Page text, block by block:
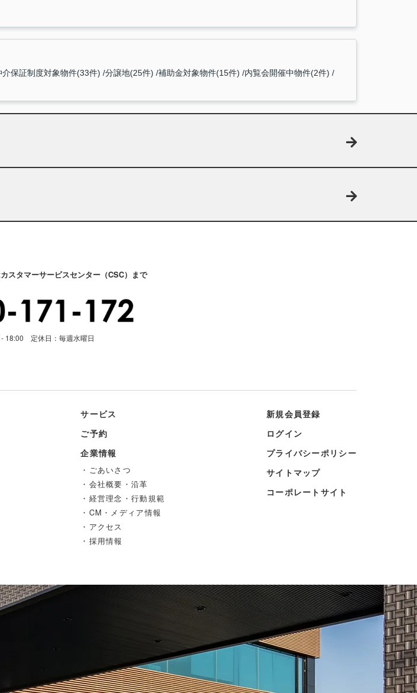
介保証制度対象物件(33件) 分譲地(25件) 補助金対象物件(15件)
内覧会開催中物件(2件)
スタマーサービスセンター（CSC）まで
18:00 定休日：毎週水曜日
サービス
ご予約
企業情報
・ごあいさつ
・会社概要・沿革
・経営理念・行動規範
・CM・メディア情報
・アクセス
・採用情報
新規会員登録
ログイン
プライバシーポリシー
サイトマップ
コーポレートサイト